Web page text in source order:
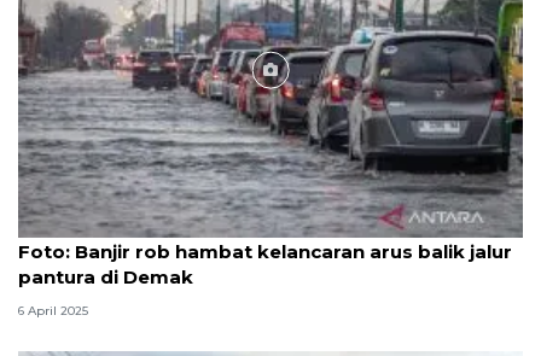
Foto
Foto: Banjir rob hambat kelancaran arus balik jalur
pantura di Demak
6 April 2025